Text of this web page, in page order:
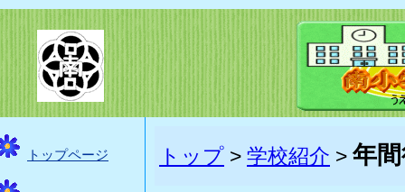
トップページ トップ > 学校紹介 > 年